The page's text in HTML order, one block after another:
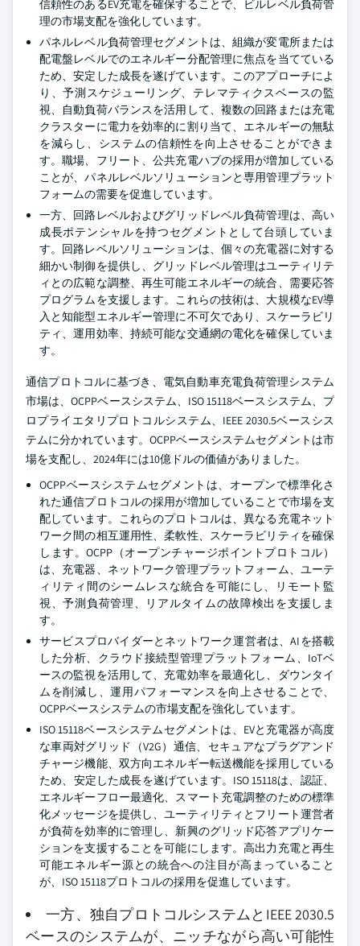
信頼性のあるEV充電を確保することで、ビルレベル負荷管
理の市場支配を強化しています。
パネルレベル負荷管理セグメントは、組織が変電所または
配電盤レベルでのエネルギー分配管理に焦点を当てている
ため、安定した成長を遂げています。このアプローチによ
り、予測スケジューリング、テレマティクスベースの監
視、自動負荷バランスを活用して、複数の回路または充電
クラスターに電力を効率的に割り当て、エネルギーの無駄
を減らし、システムの信頼性を向上させることができま
す。職場、フリート、公共充電ハブの採用が増加している
ことが、パネルレベルソリューションと専用管理プラット
フォームの需要を促進しています。
一方、回路レベルおよびグリッドレベル負荷管理は、高い
成長ポテンシャルを持つセグメントとして台頭していま
す。回路レベルソリューションは、個々の充電器に対する
細かい制御を提供し、グリッドレベル管理はユーティリテ
ィとの広範な調整、再生可能エネルギーの統合、需要応答
プログラムを支援します。これらの技術は、大規模なEV導
入と知能型エネルギー管理に不可欠であり、スケーラビリ
ティ、運用効率、持続可能な交通網の電化を確保していま
す。
通信プロトコルに基づき、電気自動車充電負荷管理システム
市場は、OCPPベースシステム、ISO 15118ベースシステム、プ
ロプライエタリプロトコルシステム、IEEE 2030.5ベースシス
テムに分かれています。OCPPベースシステムセグメントは市
場を支配し、2024年には10億ドルの価値がありました。
OCPPベースシステムセグメントは、オープンで標準化さ
れた通信プロトコルの採用が増加していることで市場を支
配しています。これらのプロトコルは、異なる充電ネット
ワーク間の相互運用性、柔軟性、スケーラビリティを確保
します。OCPP（オープンチャージポイントプロトコル）
は、充電器、ネットワーク管理プラットフォーム、ユーテ
ィリティ間のシームレスな統合を可能にし、リモート監
視、予測負荷管理、リアルタイムの故障検出を支援しま
す。
サービスプロバイダーとネットワーク運営者は、AIを搭載
した分析、クラウド接続型管理プラットフォーム、IoTベ
ースの監視を活用して、充電効率を最適化し、ダウンタイ
ムを削減し、運用パフォーマンスを向上させることで、
OCPPベースシステムの市場支配を強化しています。
ISO 15118ベースシステムセグメントは、EVと充電器が高度
な車両対グリッド（V2G）通信、セキュアなプラグアンド
チャージ機能、双方向エネルギー転送機能を採用している
ため、安定した成長を遂げています。ISO 15118は、認証、
エネルギーフロー最適化、スマート充電調整のための標準
化メッセージを提供し、ユーティリティとフリート運営者
が負荷を効率的に管理し、新興のグリッド応答アプリケー
ションを支援することを可能にします。高出力充電と再生
可能エネルギー源との統合への注目が高まっていること
が、ISO 15118プロトコルの採用を促進しています。
一方、独自プロトコルシステムとIEEE 2030.5
ベースのシステムが、ニッチながら高い可能性